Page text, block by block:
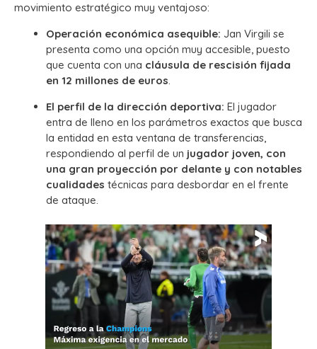
movimiento estratégico muy ventajoso:
Operación económica asequible: Jan Virgili se
presenta como una opción muy accesible, puesto
que cuenta con una cláusula de rescisión fijada
en 12 millones de euros.
El perfil de la dirección deportiva: El jugador
entra de lleno en los parámetros exactos que busca
la entidad en esta ventana de transferencias,
respondiendo al perfil de un jugador joven, con
una gran proyección por delante y con notables
cualidades técnicas para desbordar en el frente
de ataque.